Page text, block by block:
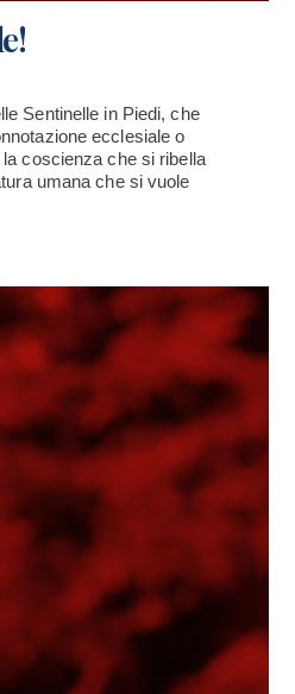
Sentinelle in Piedi, che
ecclesiale o
coscienza che si ribella
umana che si vuole